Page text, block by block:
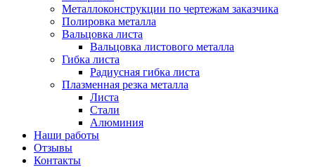
Металлоконструкции по чертежам заказчика
Полировка металла
Вальцовка листа
Вальцовка листового металла
Гибка листа
Радиусная гибка листа
Плазменная резка металла
Листа
Стали
Алюминия
Наши работы
Отзывы
Контакты